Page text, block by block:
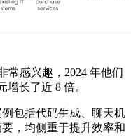
感兴趣，2024 年他们
长了近 8 倍。
包括代码生成、聊天机
，均侧重于提升效率和